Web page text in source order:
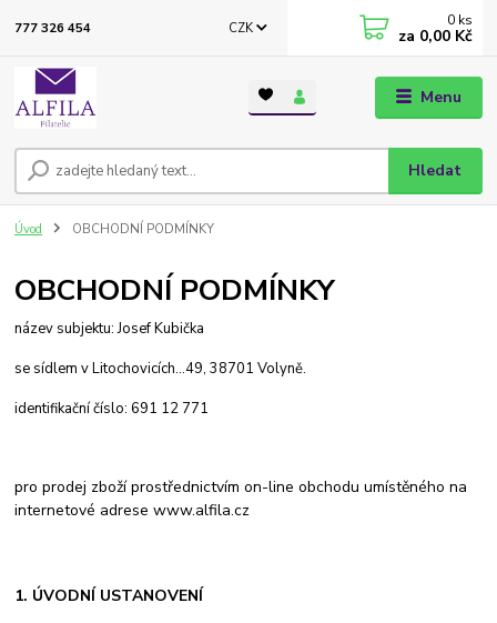
Menu
CZK
Hledat
777 326 454 0 ks
za 0,00 Kč
Úvod OBCHODNÍ PODMÍNKY
OBCHODNÍ PODMÍNKY
název subjektu:Josef Kubička
se sídlemv Litochovicích…49, 38701 Volyně.
identifikační číslo:691 12 771
pro prodej zboží prostřednictvím on-line obchodu umístěného na
internetové adresewww.alfila.cz
1. ÚVODNÍ USTANOVENÍ